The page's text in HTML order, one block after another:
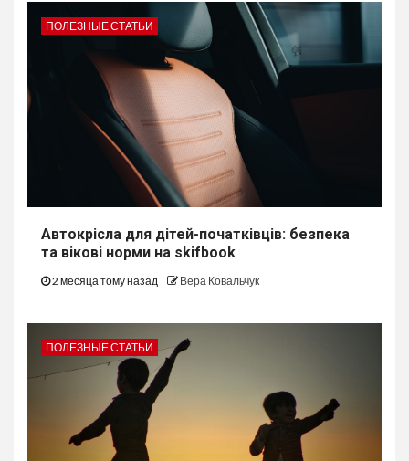
ПОЛЕЗНЫЕ СТАТЬИ
Автокрісла для дітей-початківців: безпека
та вікові норми на skifbook
2 месяца тому назад Вера Ковальчук
ПОЛЕЗНЫЕ СТАТЬИ